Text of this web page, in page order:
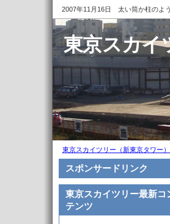
2007年11月16日 太い筒か柱のよ
スポンサードリンク
東京スカイツリー最新コ
テンツ
東京スカイ
東京スカイツリー（新東京タワー